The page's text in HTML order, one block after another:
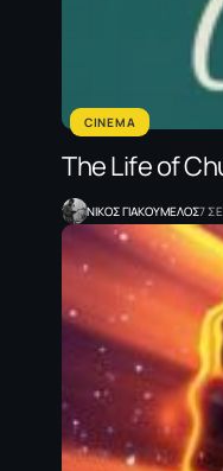
CINEMA
The Life of
NΙΚΟΣ ΓΙΑΚΟΥΜΕΛΟΣ7